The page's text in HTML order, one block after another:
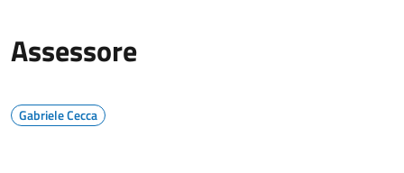
Assessore
Gabriele Cecca